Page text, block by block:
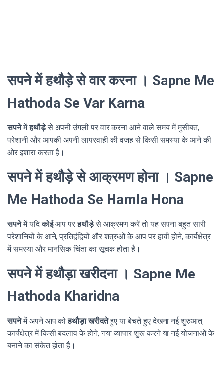
सपने में हथौड़े से वार करना । Sapne Me
Hathoda Se Var Karna
सपनेमेंहथौड़ेसे अपनी उंगली पर वार करना आने वाले समय में मुसीबत,
परेशानी और आपकी अपनी लापरवाही की वजह से किसी समस्या के आने की
ओर इशारा करता है।
सपने में हथौड़े से आक्रमण होना । Sapne
Me Hathoda Se Hamla Hona
सपनेमें यदिकोईआप परहथौड़ेसे आक्रमण करें तो यह सपना बहुत सारी
परेशानियों के आने, प्रतिद्वंद्वियों और शत्रुओं के आप पर हावी होने, कार्यक्षेत्र
में समस्या और मानसिक चिंता का सूचक होता है।
सपने में हथौड़ा खरीदना । Sapne Me
Hathoda Kharidna
सपनेमें अपने आप कोहथौड़ा खरीदतेहुए या बेचते हुए देखना नई शुरुआत,
कार्यक्षेत्र में किसी बदलाव के होने, नया व्यापार शुरू करने या नई योजनाओं के
बनाने का संकेत होता है।